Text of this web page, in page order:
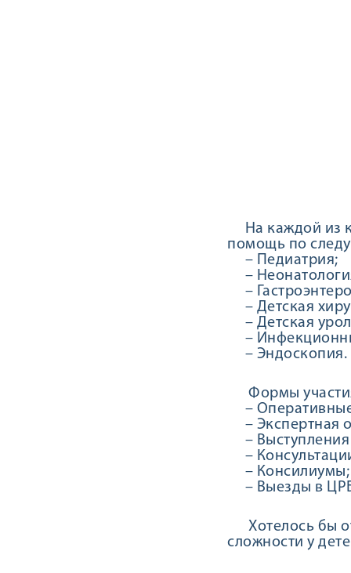
На каждой из
помощь по
– Педиатрия;
–
–
– Детская
– Детская
–
– Эндоскопия.
Формы участия
–
– Экспертная
– Выступления
–
– Консилиумы;
– Выезды в
Хотелось бы
сложности у